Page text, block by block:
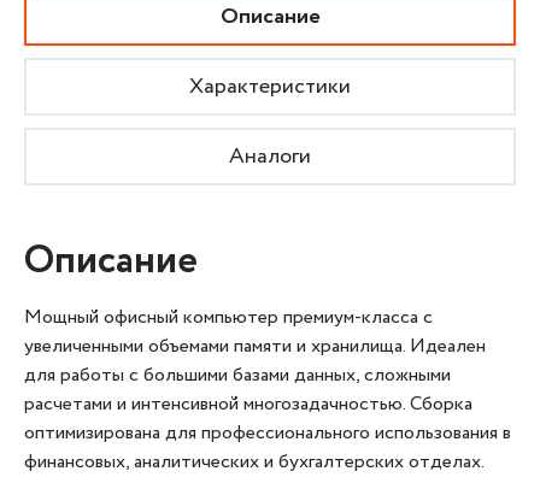
Описание
Характеристики
Аналоги
Описание
Мощный офисный компьютер премиум-класса с
увеличенными объемами памяти и хранилища. Идеален
для работы с большими базами данных, сложными
расчетами и интенсивной многозадачностью. Сборка
оптимизирована для профессионального использования в
финансовых, аналитических и бухгалтерских отделах.